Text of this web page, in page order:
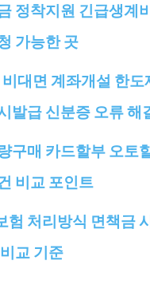
정착지원 긴급생계
가능한 곳
대면 계좌개설 한도
발급 신분증 오류 해
구매 카드할부 오토
비교 포인트
험 처리방식 면책금
교 기준